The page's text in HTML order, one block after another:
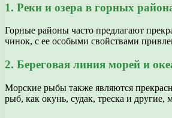
1. Реки и озера в горных
Горные районы часто предлагают
чинок, с ее особыми свойствами
2. Береговая линия морей и
Морские рыбы также являются
рыб, как окунь, судак, треска и